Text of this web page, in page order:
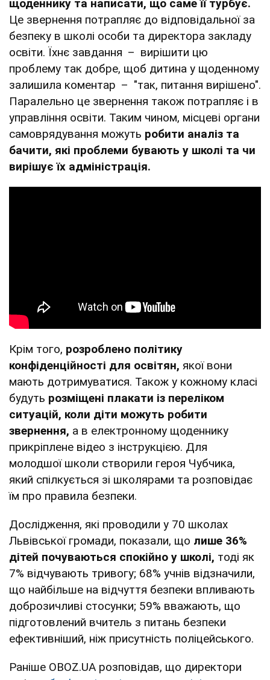
щоденнику та написати, що саме її турбує.
Це звернення потрапляє до відповідальної за
безпеку в школі особи та директора закладу
освіти. Їхнє завдання – вирішити цю
проблему так добре, щоб дитина у щоденному
залишила коментар – "так, питання вирішено".
Паралельно це звернення також потрапляє і в
управління освіти. Таким чином, місцеві органи
самоврядування можуть робити аналіз та
бачити, які проблеми бувають у школі та чи
вирішує їх адміністрація.
Крім того, розроблено політику
конфіденційності для освітян, якої вони
мають дотримуватися. Також у кожному класі
будуть розміщені плакати із переліком
ситуацій, коли діти можуть робити
звернення, а в електронному щоденнику
прикріплене відео з інструкцією. Для
молодшої школи створили героя Чубчика,
який спілкується зі школярами та розповідає
їм про правила безпеки.
Дослідження, які проводили у 70 школах
Львівської громади, показали, що лише 36%
дітей почуваються спокійно у школі, тоді як
7% відчувають тривогу; 68% учнів відзначили,
що найбільше на відчуття безпеки впливають
доброзичливі стосунки; 59% вважають, що
підготовлений вчитель з питань безпеки
ефективніший, ніж присутність поліцейського.
Раніше OBOZ.UA розповідав, що директори